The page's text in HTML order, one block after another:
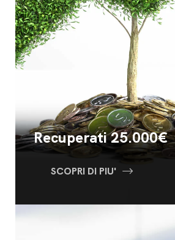
Recuperati 25.000€
SCOPRI DI PIU'